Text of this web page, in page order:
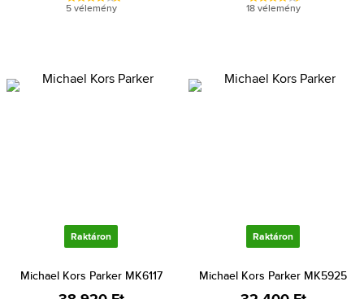
5 vélemény 18 vélemény
Raktáron
Michael Kors Parker MK6117
Raktáron
Michael Kors Parker MK5925